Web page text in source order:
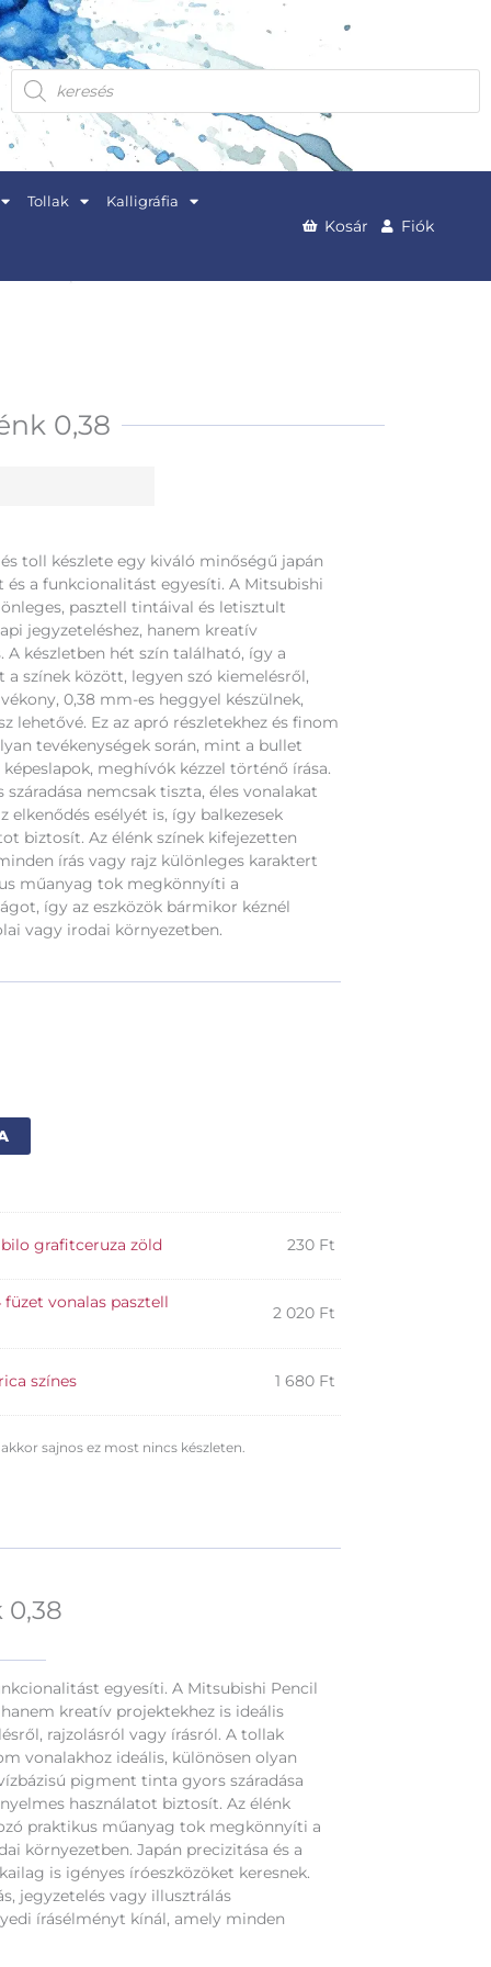
Products
search
Tollak Kalligráfia
Kosár Fiók
0,38
toll készlete egy kiváló minőségű japán
és a funkcionalitást egyesíti. A Mitsubishi
pasztell tintáival és letisztult
jegyzeteléshez, hanem kreatív
A készletben hét szín található, így a
színek között, legyen szó kiemelésről,
0,38 mm-es heggyel készülnek,
lehetővé. Ez az apró részletekhez és finom
tevékenységek során, mint a bullet
meghívók kézzel történő írása.
nemcsak tiszta, éles vonalakat
elkenődés esélyét is, így balkezesek
biztosít. Az élénk színek kifejezetten
írás vagy rajz különleges karaktert
műanyag tok megkönnyíti a
így az eszközök bármikor kéznél
vagy irodai környezetben.
grafitceruza zöld 230 Ft
vonalas pasztell
2 020 Ft
színes 1 680 Ft
sajnos ez most nincs készleten.
0,38
egyesíti. A Mitsubishi Pencil
kreatív projektekhez is ideális
rajzolásról vagy írásról. A tollak
vonalakhoz ideális, különösen olyan
pigment tinta gyors száradása
használatot biztosít. Az élénk
praktikus műanyag tok megkönnyíti a
környezetben. Japán precizitása és a
is igényes íróeszközöket keresnek.
jegyzetelés vagy illusztrálás
írásélményt kínál, amely minden